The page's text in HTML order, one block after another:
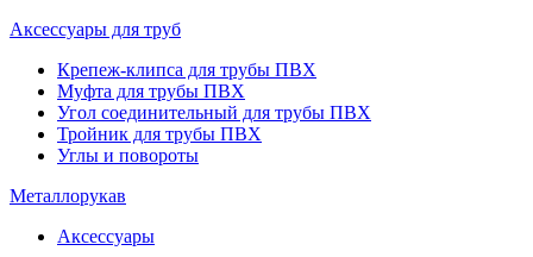
Аксессуары для труб
Крепеж-клипса для трубы ПВХ
Муфта для трубы ПВХ
Угол соединительный для трубы ПВХ
Тройник для трубы ПВХ
Углы и повороты
Металлорукав
Аксессуары